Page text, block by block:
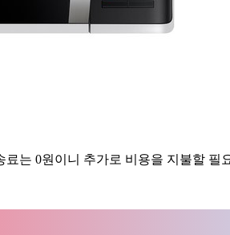
는 0원이니 추가로 비용을 지불할 필